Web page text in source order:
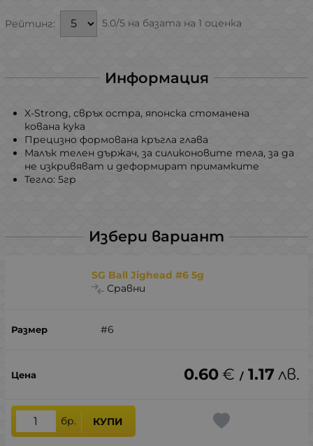
Рейтинг: 5.0/5 на базата на 1 оценка
Информация
X-Strong, свръх остра, японска стоманена
кована кука
Прецизно формована кръгла глава
Малък телен държач, за силиконовите тела, за да
не изкривяват и деформират примамките
Тегло: 5гр
Избери вариант
SG Ball Jighead #6 5g
Сравни
#6
0.60€ / 1.17 лв.
бр. КУПИ